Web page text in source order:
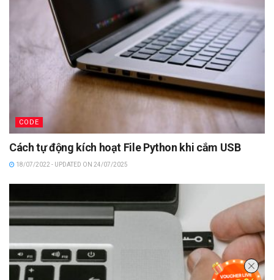
CODE
Cách tự động kích hoạt File Python khi cắm USB
18/07/2022 - UPDATED ON 24/07/2025